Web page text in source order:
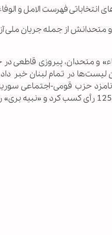
انتخاباتی فهرست الامل و
و متحدان، پیروزی قاطعی
در تمام لبنان خبر
نامزد حزب قومی-اجتماعی
«جنوب دوم» با تمام اعضایش پیروز شد،